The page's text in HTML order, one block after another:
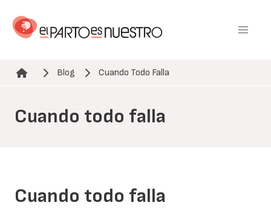
contenido
Ruta de navegación
Blog Cuando Todo Falla
Cuando todo falla
Cuando todo falla